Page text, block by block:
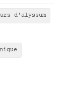
d'alyssum